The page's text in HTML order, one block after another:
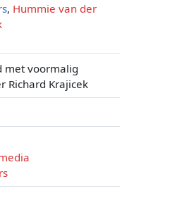
, Hummie van der
met voormalig
Richard Krajicek